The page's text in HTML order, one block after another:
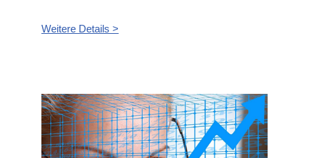
Weitere Details >